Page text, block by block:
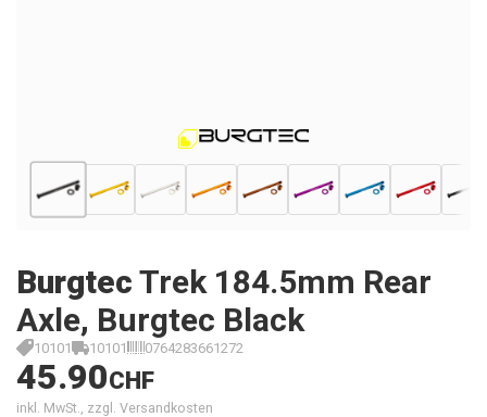
Burgtec Trek 184.5mm Rear
Axle, Burgtec Black
10101 10101 0764283661272
45.90CHF
inkl. MwSt., zzgl. Versandkosten